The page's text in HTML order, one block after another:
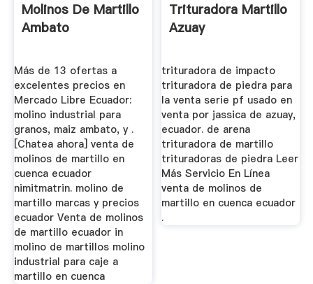
Molinos De Martillo
Ambato
Más de 13 ofertas a
excelentes precios en
Mercado Libre Ecuador:
molino industrial para
granos, maiz ambato, y .
[Chatea ahora] venta de
molinos de martillo en
cuenca ecuador
nimitmatrin. molino de
martillo marcas y precios
ecuador Venta de molinos
de martillo ecuador in
molino de martillos molino
industrial para caje a
martillo en cuenca
Trituradora Martillo
Azuay
trituradora de impacto
trituradora de piedra para
la venta serie pf usado en
venta por jassica de azuay,
ecuador. de arena
trituradora de martillo
trituradoras de piedra Leer
Más Servicio En Línea
venta de molinos de
martillo en cuenca ecuador
.